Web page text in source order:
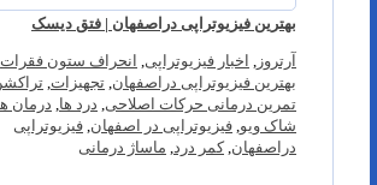
بهترین فیزیوتراپی دراصفهان | فتق دیسک
آرتروز اخبار فیزیوتراپی انحراف ستون فقرات
بهترین فیزیوتراپی دراصفهان تجهیزات
تمرین درمانی حرکات اصلاحی درد ها درمان
شاک ویو فیزیوتراپی در اصفهان فیزیوتراپی
دراصفهان ,کمر درد ماساژ درمانی